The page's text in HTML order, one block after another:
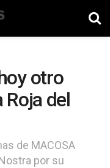
otro
Roja del
de MACOSA
por su